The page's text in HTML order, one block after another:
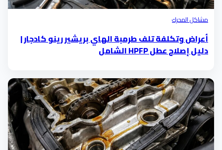
مشاكل المحرك
أعراض وتكلفة تلف طرمبة الهاي بريشير رينو كادجار |
دليل إصلاح عطل HPFP الشامل